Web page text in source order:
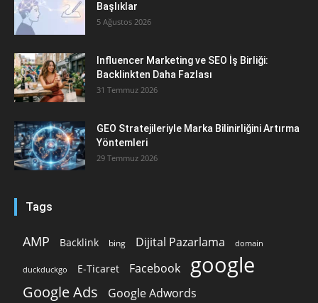
Başlıklar
5 Ağustos 2026
Influencer Marketing ve SEO İş Birliği:
Backlinkten Daha Fazlası
31 Temmuz 2026
GEO Stratejileriyle Marka Bilinirliğini Artırma
Yöntemleri
29 Temmuz 2026
Tags
AMP Backlink bing Dijital Pazarlama domain
duckduckgo E-Ticaret Facebook google
Google Ads Google Adwords